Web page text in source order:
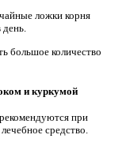
ложки корня
день.
большое количество
и куркумой
при
средство.